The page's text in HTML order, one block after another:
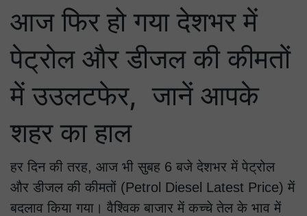
आज फिर हो गया देशभर में
पेट्रोल और डीजल की कीमतों
में उउलटफेर, जानें आपके
शहर का हाल
हर दिन की तरह, आज भी सुबह 6 बजे देशभर में पेट्रोल
और डीजल की कीमतों (Petrol Diesel Latest Price) में
बदलाव किया गया। वैश्विक बाजार में कच्चे तेल के भाव में